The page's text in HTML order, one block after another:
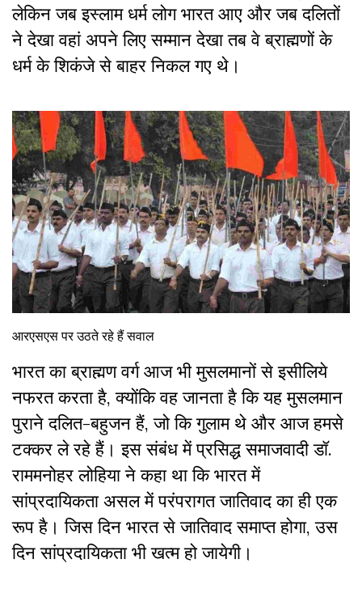
लेकिन जब इस्लाम धर्म लोग भारत आए और जब दलितों
ने देखा वहां अपने लिए सम्मान देखा तब वे ब्राह्मणों के
धर्म के शिकंजे से बाहर निकल गए थे।
आरएसएस पर उठते रहे हैं सवाल
भारत का ब्राह्मण वर्ग आज भी मुसलमानों से इसीलिये
नफरत करता है, क्योंकि वह जानता है कि यह मुसलमान
पुराने दलित-बहुजन हैं, जो कि गुलाम थे और आज हमसे
टक्कर ले रहे हैं। इस संबंध में प्रसिद्ध समाजवादी डॉ.
राममनोहर लोहिया ने कहा था कि भारत में
सांप्रदायिकता असल में परंपरागत जातिवाद का ही एक
रूप है। जिस दिन भारत से जातिवाद समाप्त होगा, उस
दिन सांप्रदायिकता भी खत्म हो जायेगी।